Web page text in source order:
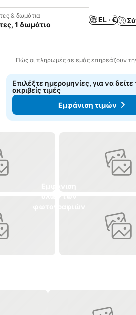
& δωμάτια
1 δωμάτιο
EL · €
Πώς οι πληρωμές σε εμάς επηρεάζουν
στα αγαπημένα
Επιλέξτε ημερομηνίες, για να δείτε
ακριβείς τιμές
Εμφάνιση τιμών